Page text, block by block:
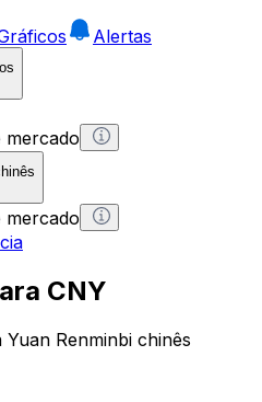
Alertas
mercado
mercado
CNY
Renminbi chinês